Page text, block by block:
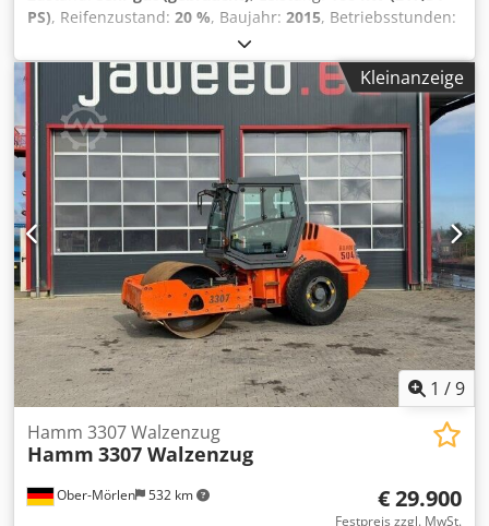
PS), Reifenzustand: 20 %, Baujahr: 2015, Betriebsstunden:
Kabine, Klimaanlage
Stampffußwalze Baujahr: 2015 Betriebsstunden: 4.068 std
ROPS Klimaanlage Radio Rückfahrkamera Reifengroße
23.1-26 - ca 40% erhalten Chedpfey I Uppex Aguoa Deutz
Motor mit 150 kW CE / EPA Einsatzgewicht: 21 to.
Kleinanzeige
1 /9
Ober-Mörlen 532 km
Hamm 3307 Walzenzug
Hamm 3307 Walzenzug
€ 29.900
Festpreis zzgl. MwSt.